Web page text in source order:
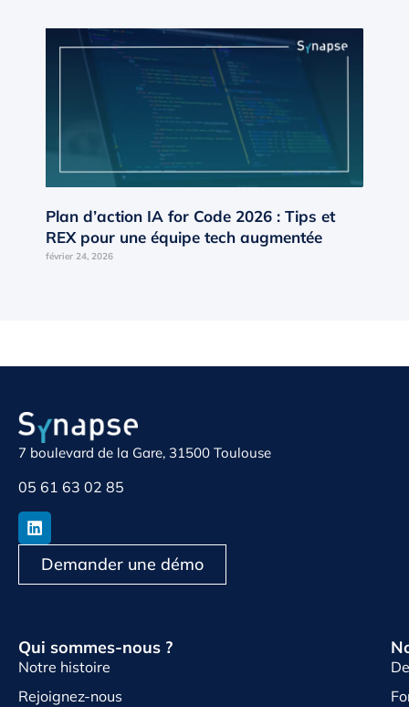
Plan d’action IA for Code 2026 : Tips et
REX pour une équipe tech augmentée
février 24, 2026
7 boulevard de la Gare, 31500 Toulouse
05 61 63 02 85
Demander une démo
Qui sommes-nous ?
Notre histoire
Rejoignez-nous